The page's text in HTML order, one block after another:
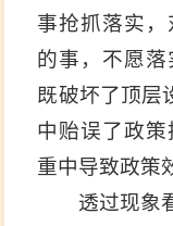
事抢抓落实
的事，不愿落
既破坏了顶层
中贻误了政
重中导致政策
透过现象